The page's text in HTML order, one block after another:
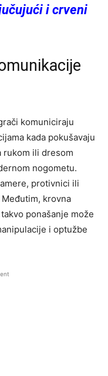
i crveni
komuniciraju
kada pokušavaju
rukom ili dresom
nogometu.
protivnici ili
krovna
ponašanje može
i optužbe